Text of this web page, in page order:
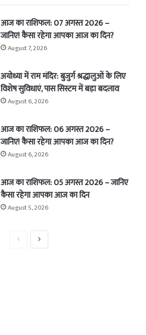
आज का राशिफल: 07 अगस्त 2026 –
जानिए! कैसा रहेगा आपका आज का दिन?
August 7, 2026
अयोध्या में राम मंदिर: बुजुर्ग श्रद्धालुओं के लिए
विशेष सुविधाएं, पास सिस्टम में बड़ा बदलाव
August 6, 2026
आज का राशिफल: 06 अगस्त 2026 –
जानिए! कैसा रहेगा आपका आज का दिन?
August 6, 2026
आज का राशिफल: 05 अगस्त 2026 – जानिए
कैसा रहेगा आपका आज का दिन
August 5, 2026
PreviousNext